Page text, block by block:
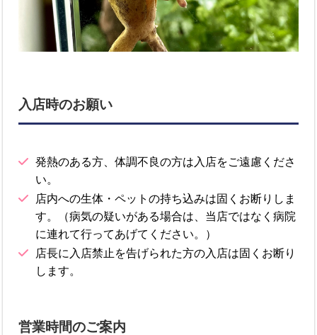
入店時のお願い
発熱のある方、体調不良の方は入店をご遠慮くださ
い。
店内への生体・ペットの持ち込みは固くお断りしま
す。（病気の疑いがある場合は、当店ではなく病院
に連れて行ってあげてください。）
店長に入店禁止を告げられた方の入店は固くお断り
します。
営業時間のご案内